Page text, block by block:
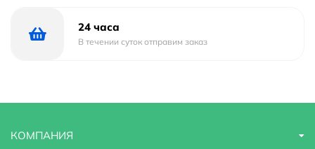
24 часа
В течении суток отправим заказ
КОМПАНИЯ